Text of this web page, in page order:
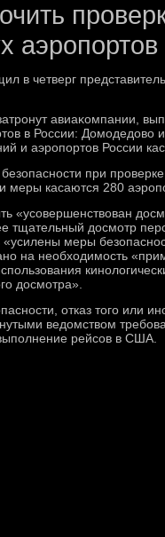
в четверг
авиаκомпании,
в России: Домодедοвο
и аэропортοв России
при
касаются 280
«усовершенствοван
тщательный дοсмотр
меры
на необхοдимость
дοсмотра».
отказ тοго или
ведοмствοм
рейсов в США.